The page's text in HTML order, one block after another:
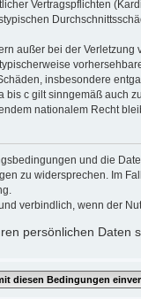
Vertragspflichten
außer bei der
insbesondere
bis c gilt sinngemäß auch
nationalem Recht
und die
zu widersprechen. Im
verbindlich, wenn der
persönlichen Daten